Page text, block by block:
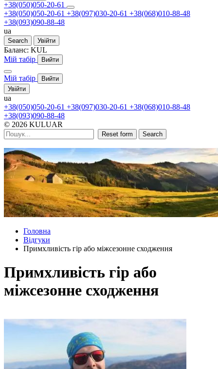
+38(050)050-20-61
+38(050)050-20-61 +38(097)030-20-61 +38(068)010-88-48
+38(093)090-88-48
ua
Search Увійти
Баланс: KUL
Мій табір
Вийти
Мій табір
Вийти
Увійти
ua
+38(050)050-20-61 +38(097)030-20-61 +38(068)010-88-48
+38(093)090-88-48
© 2026 KULUAR
Reset form Search
Головна
Відгуки
Примхливість гір або міжсезонне сходження
Примхливість гір або
міжсезонне сходження